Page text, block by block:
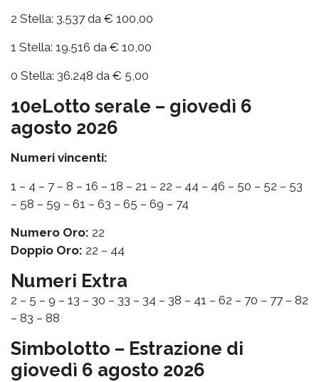
2 Stella: 3.537 da € 100,00
1 Stella: 19.516 da € 10,00
0 Stella: 36.248 da € 5,00
10eLotto serale – giovedì 6
agosto 2026
Numeri vincenti:
1 – 4 – 7 – 8 – 16 – 18 – 21 – 22 – 44 – 46 – 50 – 52 – 53
– 58 – 59 – 61 – 63 – 65 – 69 – 74
Numero Oro: 22
Doppio Oro: 22 – 44
Numeri Extra
2 – 5 – 9 – 13 – 30 – 33 – 34 – 38 – 41 – 62 – 70 – 77 – 82
– 83 – 88
Simbolotto – Estrazione di
giovedì 6 agosto 2026